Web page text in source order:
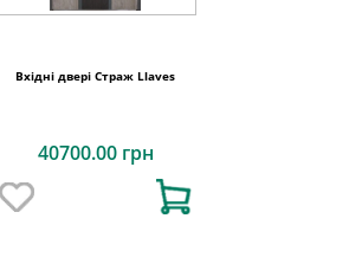
Вхідні двері Страж Llaves
40700.00 грн